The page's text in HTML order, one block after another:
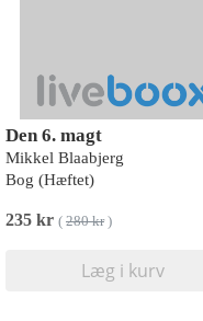
Den 6. magt
Mikkel Blaabjerg
Bog (Hæftet)
235 kr ( 280 kr)
Læg i kurv